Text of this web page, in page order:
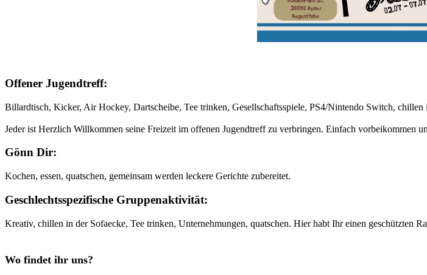
Offener Jugendtreff:
Billardtisch, Kicker, Air Hockey, Dartscheibe, Tee trinken, Gesellschaftsspiele, PS4/Nintendo Switch, chillen
Jeder ist Herzlich Willkommen seine Freizeit im offenen Jugendtreff zu verbringen. Einfach vorbeikommen
Gönn Dir:
Kochen, essen, quatschen, gemeinsam werden leckere Gerichte zubereitet.
Geschlechtsspezifische Gruppenaktivität:
Kreativ, chillen in der Sofaecke, Tee trinken, Unternehmungen, quatschen. Hier habt Ihr einen geschützten
Wo findet ihr uns?